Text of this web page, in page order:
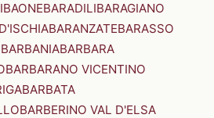
BAONEBARADILIBARAGIANO
BARANZATEBARASSO
BARBANIABARBARA
BARBARANO VICENTINO
BARBATA
BARBERINO VAL D'ELSA